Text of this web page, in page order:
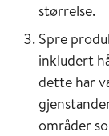
størrelse.
Spre
inkludert
dette har
områder